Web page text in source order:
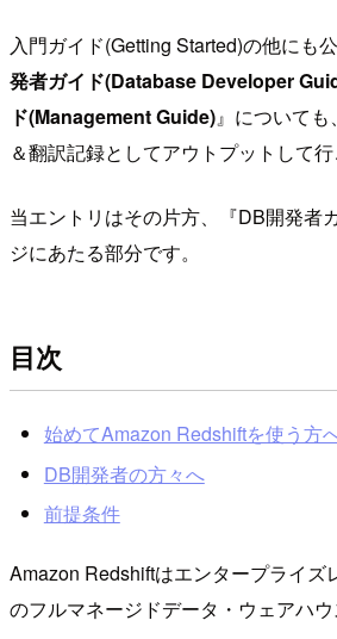
入門ガイド(Getting Started)の他にも
発者ガイド(Database Developer
ド(Management Guide)』について
＆翻訳記録としてアウトプットして行
当エントリはその片方、『DB開発者
ジにあたる部分です。
目次
始めてAmazon Redshiftを使う方
DB開発者の方々へ
前提条件
Amazon Redshiftはエンタープライズ
のフルマネージドデータ・ウェアハウ